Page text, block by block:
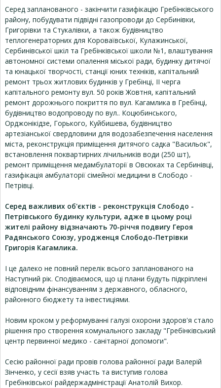
Серед запланованого - закінчити газифікацію Гребінківського
району, побудувати підвідні газопроводи до Сербинівки,
Григорівки та Стукалівки, а також будівництво
теплогенераторних для Короваївської, Кулажинської,
Сербинівської шкіл та Гребінківської школи №1, влаштування
автономної системи опалення міської ради, будинку дитячої
та юнацької творчості, станції юних техніків, капітальний
ремонт трьох житлових будинків у Гребінці, II черга
капітального ремонту вул. 50 років Жовтня, капітальний
ремонт дорожнього покриття по вул. Кагамлика в Гребінці,
будівництво водопроводу по вул.. Коцюбинського,
Орджонікідзе, Горького, Куйбишева, будівництво
артезіанської свердловини для водозабезпечення населення
міста, реконструкція приміщення дитячого садка "Васильок",
встановлення поквартирних лічильників води (250 шт),
ремонт приміщення медамбулаторії в Овсюках та Сербинівці,
газифікація амбулаторії сімейної медицини в Слободо -
Петрівці.
Серед важливих об'єктів - реконструкція Слободо -
Петрівського будинку культури, адже в цьому році
жителі району відзначають 70-річчя подвигу Героя
Радянського Союзу, уродженця Слободо-Петрівки
Григорія Кагамлика.
І це далеко не повний перелік всього запланованого на
Наступний рік. Сподіваємося, що ці плани будуть підкріплені
відповідним фінансуванням з державного, обласного,
районного бюджету та інвестиціями.
Новим кроком у реформуванні галузі охорони здоров'я стало
рішення про створення комунального закладу "Гребінківський
центр первинної медико - санітарної допомоги".
Сесію районної ради провів голова районної ради Валерій
Зінченко, у сесії взяв участь та виступив голова
Гребінківської райдержадміністрації Анатолій Вихор.